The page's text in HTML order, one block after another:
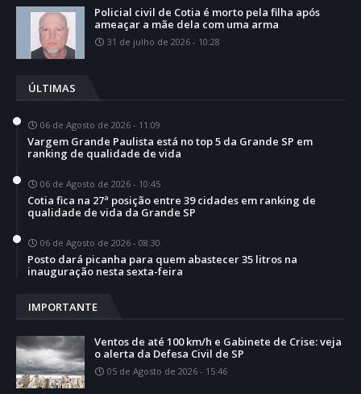
Policial civil de Cotia é morto pela filha após
ameaçar a mãe dela com uma arma
31 de julho de 2026 - 10:28
ÚLTIMAS
06 de Agosto de 2026 - 11:09
Vargem Grande Paulista está no top 5 da Grande SP em
ranking de qualidade de vida
06 de Agosto de 2026 - 10:45
Cotia fica na 27ª posição entre 39 cidades em ranking de
qualidade de vida da Grande SP
06 de Agosto de 2026 - 08:30
Posto dará picanha para quem abastecer 35 litros na
inauguração nesta sexta-feira
IMPORTANTE
Ventos de até 100 km/h e Gabinete de Crise: veja
o alerta da Defesa Civil de SP
05 de Agosto de 2026 - 15:46